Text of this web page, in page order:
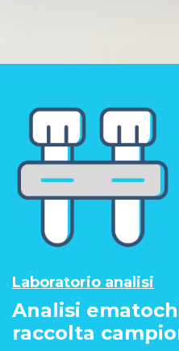
Laboratorio analisi
Analisi
raccolta